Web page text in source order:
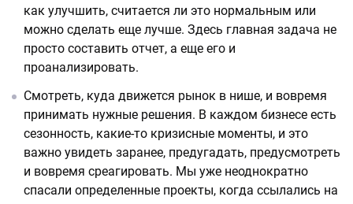
как улучшить, считается ли это нормальным или
можно сделать еще лучше. Здесь главная задача не
просто составить отчет, а еще его и
проанализировать.
Смотреть, куда движется рынок в нише, и вовремя
принимать нужные решения. В каждом бизнесе есть
сезонность, какие-то кризисные моменты, и это
важно увидеть заранее, предугадать, предусмотреть
и вовремя среагировать. Мы уже неоднократно
спасали определенные проекты, когда ссылались на